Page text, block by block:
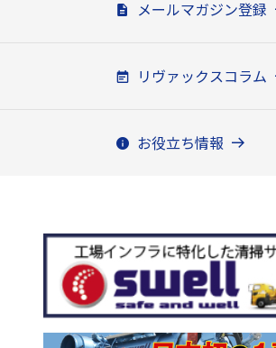
メールマガジン登録
リヴァックスコラム
お役立ち情報